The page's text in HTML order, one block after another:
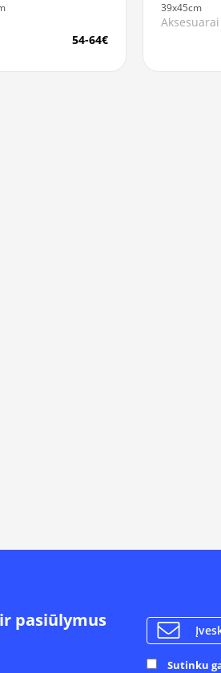
54-64€
39x45cm
Aksesuarai
pasiūlymus
Sutinku